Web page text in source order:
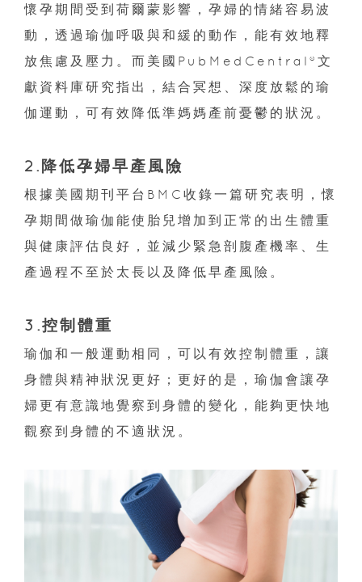
懷孕期間受到荷爾蒙影響，孕婦的情緒容易波
動，透過瑜伽呼吸與和緩的動作，能有效地釋
放焦慮及壓力。而美國PubMedCentral®文
獻資料庫研究指出，結合冥想、深度放鬆的瑜
伽運動，可有效降低準媽媽產前憂鬱的狀況。
2.降低孕婦早產風險
根據美國期刊平台BMC收錄一篇研究表明，懷
孕期間做瑜伽能使胎兒增加到正常的出生體重
與健康評估良好，並減少緊急剖腹產機率、生
產過程不至於太長以及降低早產風險。
3.控制體重
瑜伽和一般運動相同，可以有效控制體重，讓
身體與精神狀況更好；更好的是，瑜伽會讓孕
婦更有意識地覺察到身體的變化，能夠更快地
觀察到身體的不適狀況。